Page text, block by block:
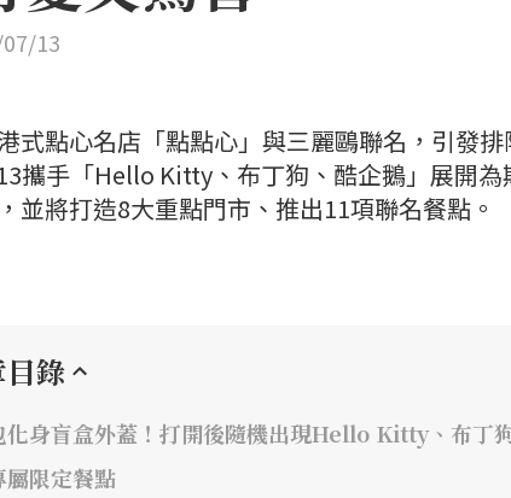
13
式點心名店「點點心」與三麗鷗聯名，引發
攜手「Hello Kitty、布丁狗、酷企鵝」展開
並將打造8大重點門市、推出11項聯名餐點。
錄
化身盲盒外蓋！打開後隨機出現Hello Kitty、布丁
屬限定餐點